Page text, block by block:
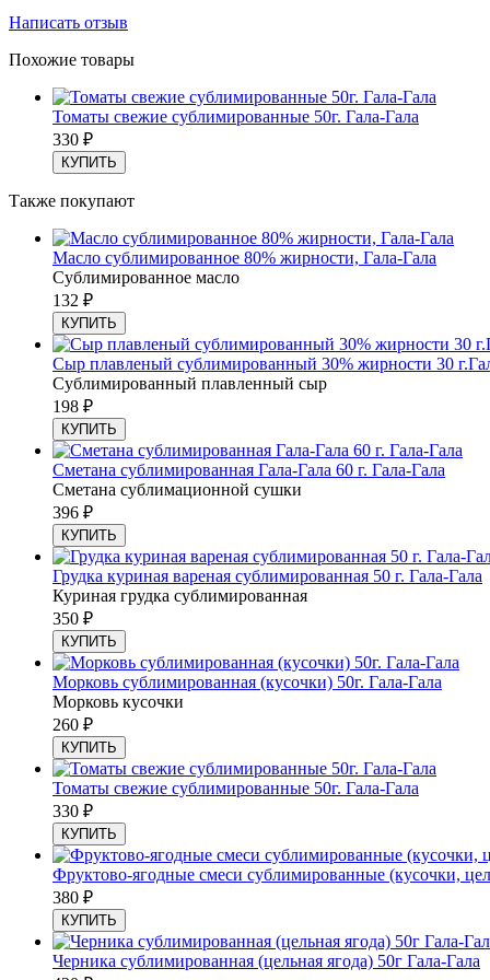
Написать отзыв
Похожие товары
Томаты свежие сублимированные 50г. Гала-Гала
330 ₽
КУПИТЬ
Также покупают
Масло сублимированное 80% жирности, Гала-Гала
Сублимированное масло
132 ₽
КУПИТЬ
Сыр плавленый сублимированный 30% жирности 30
Сублимированный плавленный сыр
198 ₽
КУПИТЬ
Сметана сублимированная Гала-Гала 60 г. Гала-Гала
Сметана сублимационной сушки
396 ₽
КУПИТЬ
Грудка куриная вареная сублимированная 50 г. Гала-Гала
Куриная грудка сублимированная
350 ₽
КУПИТЬ
Морковь сублимированная (кусочки) 50г. Гала-Гала
Морковь кусочки
260 ₽
КУПИТЬ
Томаты свежие сублимированные 50г. Гала-Гала
330 ₽
КУПИТЬ
Фруктово-ягодные смеси сублимированные (кусочки,
380 ₽
КУПИТЬ
Черника сублимированная (цельная ягода) 50г Гала-Гала